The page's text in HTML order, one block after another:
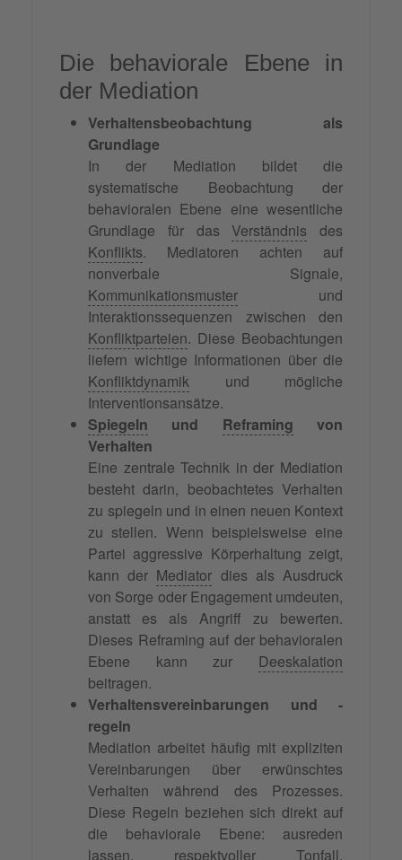
Die behaviorale Ebene in
der Mediation
Verhaltensbeobachtung als
Grundlage
In der Mediation bildet die
systematische Beobachtung der
behavioralen Ebene eine wesentliche
Grundlage für das Verständnis des
Konflikts. Mediatoren achten auf
nonverbale Signale,
Kommunikationsmuster und
Interaktionssequenzen zwischen den
Konfliktparteien. Diese Beobachtungen
liefern wichtige Informationen über die
Konfliktdynamik und mögliche
Interventionsansätze.
Spiegeln und Reframing von
Verhalten
Eine zentrale Technik in der Mediation
besteht darin, beobachtetes Verhalten
zu spiegeln und in einen neuen Kontext
zu stellen. Wenn beispielsweise eine
Partei aggressive Körperhaltung zeigt,
kann der Mediator dies als Ausdruck
von Sorge oder Engagement umdeuten,
anstatt es als Angriff zu bewerten.
Dieses Reframing auf der behavioralen
Ebene kann zur Deeskalation
beitragen.
Verhaltensvereinbarungen und -
regeln
Mediation arbeitet häufig mit expliziten
Vereinbarungen über erwünschtes
Verhalten während des Prozesses.
Diese Regeln beziehen sich direkt auf
die behaviorale Ebene: ausreden
lassen, respektvoller Tonfall,